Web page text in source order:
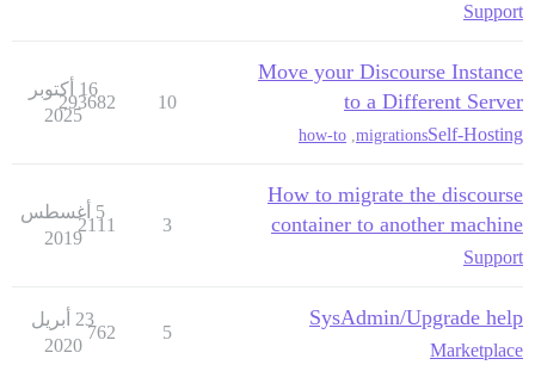
Support
Move your Discourse Instance
to a Different Server
Self-Hosting
migrations
how-to
10
293682
16 أكتوبر
2025
How to migrate the discourse
container to another machine
Support
3
2111
5 أغسطس
2019
SysAdmin/Upgrade help
Marketplace
5
762
23 أبريل
2020